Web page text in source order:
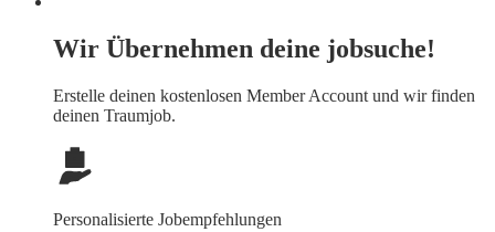
Wir Übernehmen deine jobsuche!
Erstelle deinen kostenlosen Member Account und wir finden
deinen Traumjob.
Personalisierte Jobempfehlungen